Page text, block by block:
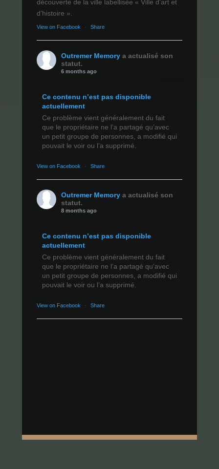
découverte de la ville labellisée « Ville d’art et
d’histoire ».
View on Facebook · Share
Outremer Memory a actualisé son
statut.
6 months ago
Ce contenu n’est pas disponible
actuellement
Ce problème vient généralement du fait
que le propriétaire ne l’a partagé qu’avec
un petit groupe de personnes, a modifié qui
pouvait le voir ou l’a supprimé.
View on Facebook · Share
Outremer Memory a actualisé son
statut.
8 months ago
Ce contenu n’est pas disponible
actuellement
Ce problème vient généralement du fait
que le propriétaire ne l’a partagé qu’avec
un petit groupe de personnes, a modifié qui
pouvait le voir ou l’a supprimé.
View on Facebook · Share